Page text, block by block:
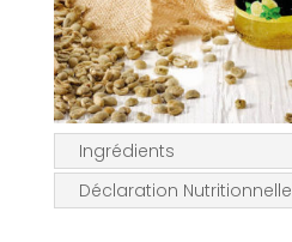
Ingrédients
Déclaration Nutritionnelle